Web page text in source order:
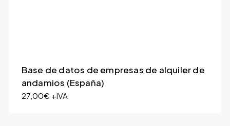
Base de datos de empresas de alquiler de
andamios (España)
27,00€ +IVA